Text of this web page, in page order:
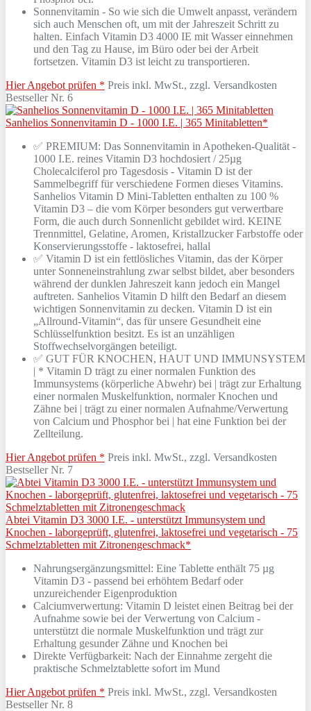
Sonnenvitamin - So wie sich die Umwelt anpasst, verändern
sich auch Menschen oft, um mit der Jahreszeit Schritt zu
halten. Einfach Vitamin D3 4000 IE mit Wasser einnehmen
und den Tag zu Hause, im Büro oder bei der Arbeit
fortsetzen. Vitamin D3 ist leicht zu transportieren.
Hier Angebot prüfen * Preis inkl. MwSt., zzgl. Versandkosten
Bestseller Nr. 6
Sanhelios Sonnenvitamin D - 1000 I.E. | 365 Minitabletten*
✅ PREMIUM: Das Sonnenvitamin in Apotheken-Qualität -
1000 I.E. reines Vitamin D3 hochdosiert / 25µg
Cholecalciferol pro Tagesdosis - Vitamin D ist der
Sammelbegriff für verschiedene Formen dieses Vitamins.
Sanhelios Vitamin D Mini-Tabletten enthalten zu 100 %
Vitamin D3 – die vom Körper besonders gut verwertbare
Form, die auch durch Sonnenlicht gebildet wird. KEINE
Trennmittel, Gelatine, Aromen, Kristallzucker Farbstoffe oder
Konservierungsstoffe - laktosefrei, hallal
✅ Vitamin D ist ein fettlösliches Vitamin, das der Körper
unter Sonneneinstrahlung zwar selbst bildet, aber besonders
während der dunklen Jahreszeit kann jedoch ein Mangel
auftreten. Sanhelios Vitamin D hilft den Bedarf an diesem
wichtigen Sonnenvitamin zu decken. Vitamin D ist ein
„Allround-Vitamin“, das für unsere Gesundheit eine
Schlüsselfunktion besitzt. Es ist an unzähligen
Stoffwechselvorgängen beteiligt.
✅ GUT FÜR KNOCHEN, HAUT UND IMMUNSYSTEM
| * Vitamin D trägt zu einer normalen Funktion des
Immunsystems (körperliche Abwehr) bei | trägt zur Erhaltung
einer normalen Muskelfunktion, normaler Knochen und
Zähne bei | trägt zu einer normalen Aufnahme/Verwertung
von Calcium und Phosphor bei | hat eine Funktion bei der
Zellteilung.
Hier Angebot prüfen * Preis inkl. MwSt., zzgl. Versandkosten
Bestseller Nr. 7
Abtei Vitamin D3 3000 I.E. - unterstützt Immunsystem und
Knochen - laborgeprüft, glutenfrei, laktosefrei und vegetarisch - 75
Schmelztabletten mit Zitronengeschmack*
Nahrungsergänzungsmittel: Eine Tablette enthält 75 µg
Vitamin D3 - passend bei erhöhtem Bedarf oder
unzureichender Eigenproduktion
Calciumverwertung: Vitamin D leistet einen Beitrag bei der
Aufnahme sowie bei der Verwertung von Calcium -
unterstützt die normale Muskelfunktion und trägt zur
Erhaltung gesunder Zähne und Knochen bei
Direkte Verfügbarkeit: Nach der Einnahme zergeht die
praktische Schmelztablette sofort im Mund
Hier Angebot prüfen * Preis inkl. MwSt., zzgl. Versandkosten
Bestseller Nr. 8